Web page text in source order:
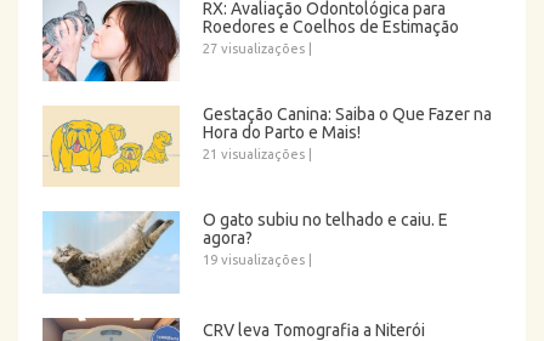
RX: Avaliação Odontológica para
Roedores e Coelhos de Estimação
27 visualizações
Gestação Canina: Saiba o Que Fazer na
Hora do Parto e Mais!
21 visualizações
O gato subiu no telhado e caiu. E
agora?
19 visualizações
CRV leva Tomografia a Niterói